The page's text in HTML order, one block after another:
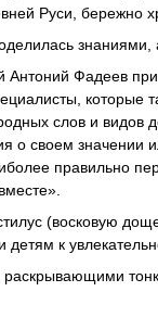
Руси, бережно
знаниями,
Фадеев
которые
слов и видов
о своем значении
правильно
(восковую
к